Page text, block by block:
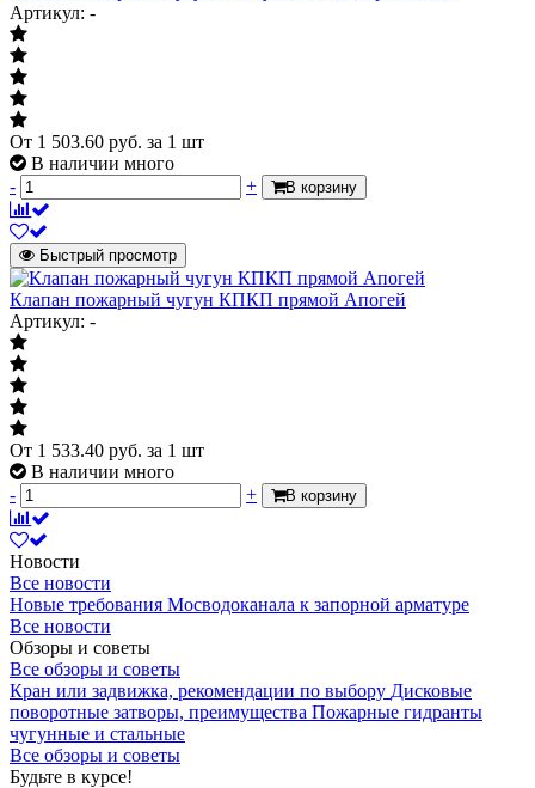
Артикул: -
От 1 503.60 руб. за 1 шт
В наличии много
-
+ В корзину
Быстрый просмотр
Клапан пожарный чугун КПКП прямой Апогей
Артикул: -
От 1 533.40 руб. за 1 шт
В наличии много
-
+ В корзину
Новости
Все новости
Новые требования Мосводоканала к запорной арматуре
Все новости
Обзоры и советы
Все обзоры и советы
Кран или задвижка, рекомендации по выбору Дисковые
поворотные затворы, преимущества Пожарные гидранты
чугунные и стальные
Все обзоры и советы
Будьте в курсе!